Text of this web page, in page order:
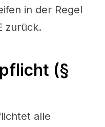
in der Regel
zurück.
(§
alle